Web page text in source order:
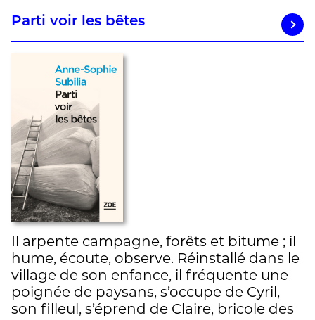
Parti voir les bêtes
Il arpente campagne, forêts et bitume ; il
hume, écoute, observe. Réinstallé dans le
village de son enfance, il fréquente une
poignée de paysans, s’occupe de Cyril,
son filleul, s’éprend de Claire, bricole des